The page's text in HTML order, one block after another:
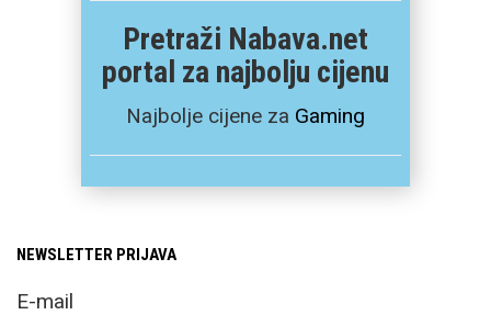
Pretraži Nabava.net
portal za najbolju cijenu
Najbolje cijene za Gaming
NEWSLETTER PRIJAVA
E-mail